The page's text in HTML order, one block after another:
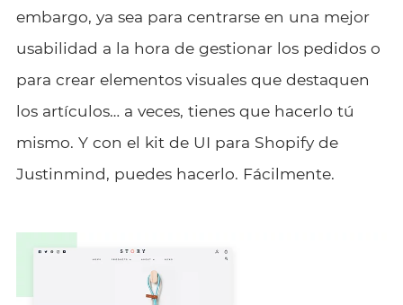
embargo, ya sea para centrarse en una mejor
usabilidad a la hora de gestionar los pedidos o
para crear elementos visuales que destaquen
los artículos… a veces, tienes que hacerlo tú
mismo. Y con el kit de UI para Shopify de
Justinmind, puedes hacerlo. Fácilmente.